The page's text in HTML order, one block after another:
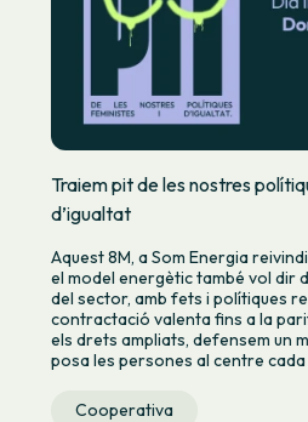
Traiem pit de les nostres
d’igualtat
Aquest 8M, a Som Energia
el model energètic també vol dir
del sector, amb fets i polítiques
contractació valenta fins a la
els drets ampliats, defensem un
posa les persones al centre cada
Cooperativa